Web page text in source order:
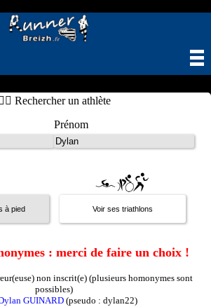
🏃‍♂️ Rechercher un athlète
Prénom
: merci de faire un choix !
non inscrit(e) (plusieurs homonymes sont
possibles)
GUINARD(pseudo : dylan22)